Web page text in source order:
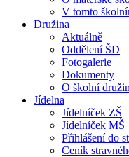
V tomto
Družina
Aktuálně
Oddělení ŠD
Fotogalerie
Dokumenty
O školní
Jídelna
Jídelníček ZŠ
Jídelníček MŠ
Přihlášení do
Ceník